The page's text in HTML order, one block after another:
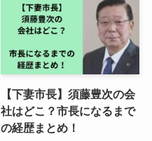
【下妻市長】須藤豊次の会
社はどこ？市長になるまで
の経歴まとめ！